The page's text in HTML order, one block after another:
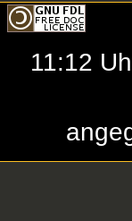
11:12